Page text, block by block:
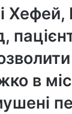
Хефей,
в